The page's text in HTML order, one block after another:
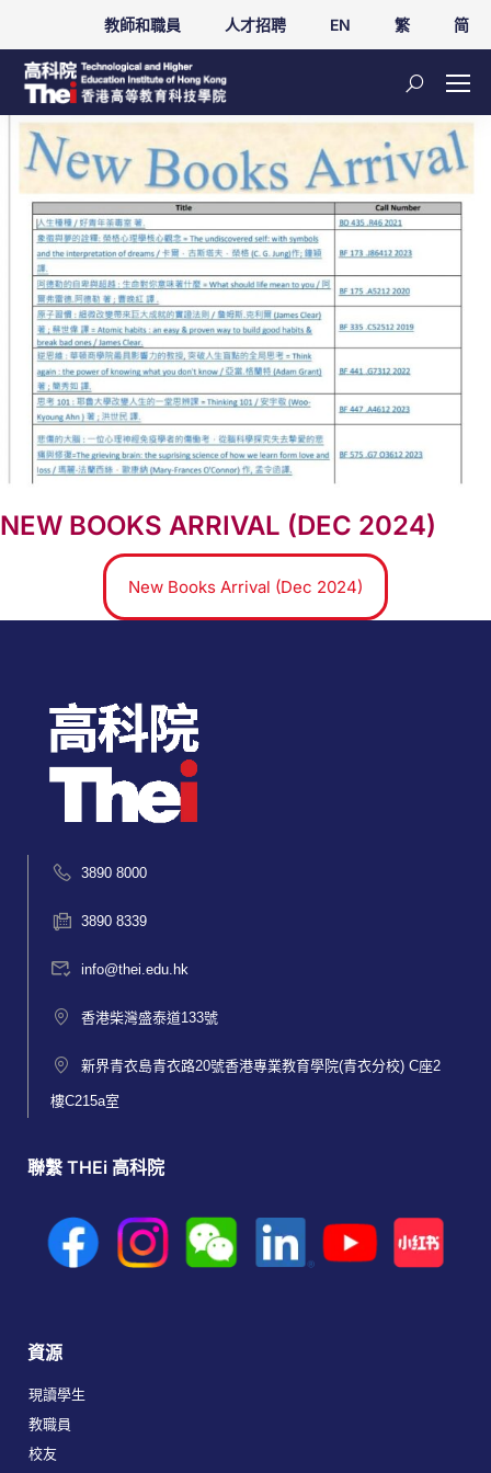
教師和職員 人才招聘 EN 繁 简
NEW BOOKS ARRIVAL (DEC 2024)
New Books Arrival (Dec 2024)
3890 8000
3890 8339
info@thei.edu.hk
香港柴灣盛泰道133號
新界青衣島青衣路20號香港專業教育學院(青衣分校) C座2
樓C215a室
聯繫 THEi 高科院
資源
現讀學生
教職員
校友